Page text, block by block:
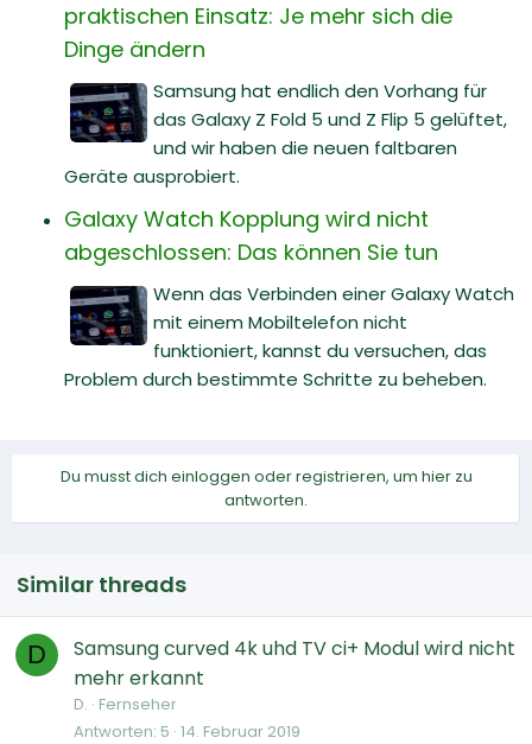
praktischen Einsatz: Je mehr sich die
Dinge ändern
Samsung hat endlich den Vorhang für
das Galaxy Z Fold 5 und Z Flip 5 gelüftet,
und wir haben die neuen faltbaren
Geräte ausprobiert.
Galaxy Watch Kopplung wird nicht
abgeschlossen: Das können Sie tun
Wenn das Verbinden einer Galaxy Watch
mit einem Mobiltelefon nicht
funktioniert, kannst du versuchen, das
Problem durch bestimmte Schritte zu beheben.
Du musst dich einloggen oder registrieren, um hier zu
antworten.
Similar threads
D
Samsung curved 4k uhd TV ci+ Modul wird nicht
mehr erkannt
D. Fernseher
Antworten 5 14. Februar 2019